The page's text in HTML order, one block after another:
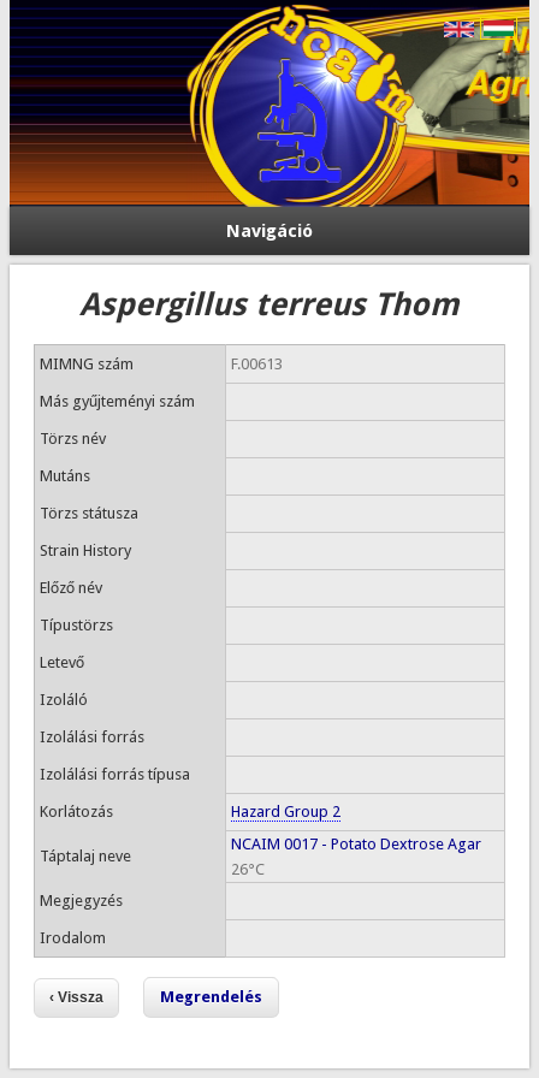
Navigáció
Aspergillus terreus Thom
MIMNG szám F.00613
Más gyűjteményi szám
Törzs név
Mutáns
Törzs státusza
Strain History
Előző név
Típustörzs
Letevő
Izoláló
Izolálási forrás
Izolálási forrás típusa
Korlátozás Hazard Group 2
Táptalaj neve
NCAIM 0017 - Potato Dextrose Agar
26°C
Megjegyzés
Irodalom
Megrendelés